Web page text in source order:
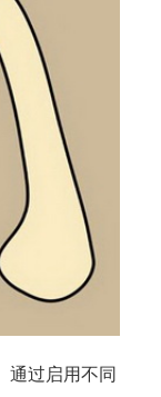
通过启用不同